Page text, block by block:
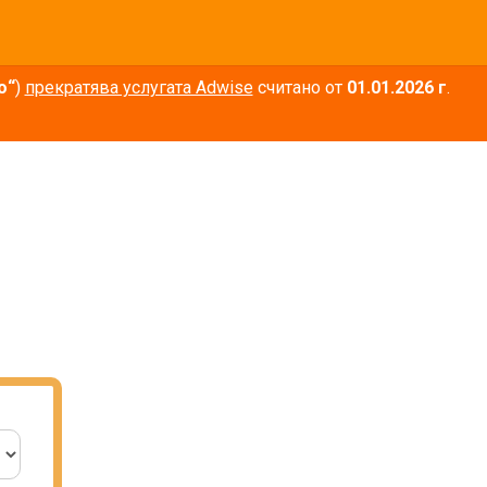
) прекратява услугата Adwiseсчитано от 01.01.2026 г.